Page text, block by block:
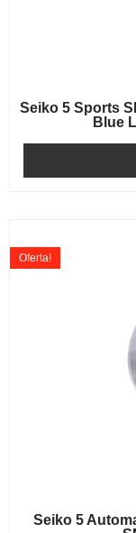
Seiko 5 Sports
Blue
Seiko 5
Oferta!